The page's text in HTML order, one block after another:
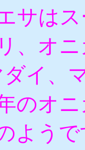
サは
、オ
イ、
のオ
よう